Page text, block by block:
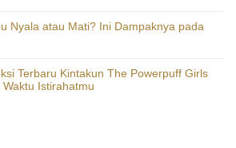
Nyala atau Mati? Ini Dampaknya pada
Terbaru Kintakun The Powerpuff Girls
Istirahatmu